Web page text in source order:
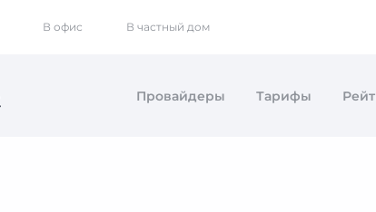
В офис В частный дом
Провайдеры Тарифы